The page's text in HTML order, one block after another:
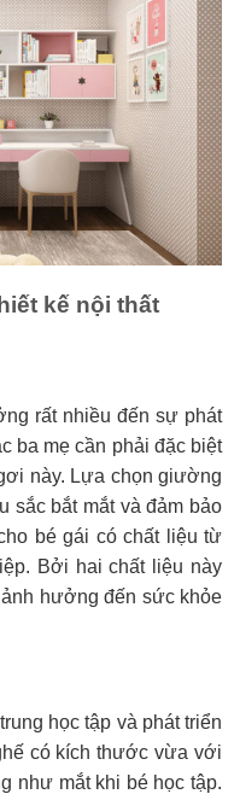
kế nội thất
rất nhiều đến sự phát
ba mẹ cần phải đặc biệt
này. Lựa chọn giường
sắc bắt mắt và đảm bảo
bé gái có chất liệu từ
Bởi hai chất liệu này
hưởng đến sức khỏe
học tập và phát triển
có kích thước vừa với
như mắt khi bé học tập.